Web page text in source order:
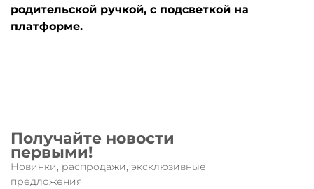
родительской ручкой, с подсветкой на
платформе.
Получайте новости
первыми!
Новинки, распродажи, эксклюзивные
предложения